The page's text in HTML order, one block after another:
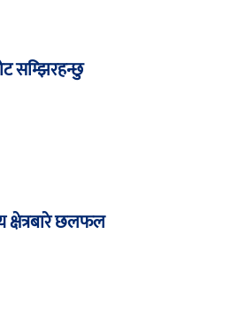
सम्झिरहन्छु
क्षेत्रबारे छलफल